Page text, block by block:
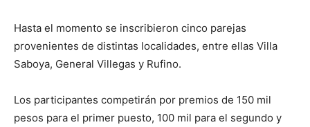
Hasta el momento se inscribieron cinco parejas
provenientes de distintas localidades, entre ellas Villa
Saboya, General Villegas y Rufino.
Los participantes competirán por premios de 150 mil
pesos para el primer puesto, 100 mil para el segundo y